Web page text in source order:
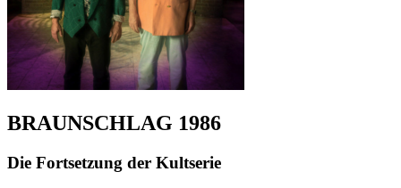
BRAUNSCHLAG 1986
Die Fortsetzung der Kultserie